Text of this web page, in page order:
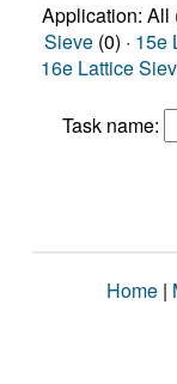
Application: All
Sieve (0) · 15e
16e Lattice
Task name:
Home |